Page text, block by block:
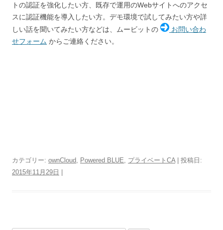
トの認証を強化したい方、既存で運用のWebサイトへのアクセ
スに認証機能を導入したい方。デモ環境で試してみたい方や詳
しい話を聞いてみたい方などは、ムービットの
お問い合わ
せフォーム からご連絡ください。
カテゴリー: ownCloud Powered BLUE プライベートCA | 投稿日:
2015年11月29日 |